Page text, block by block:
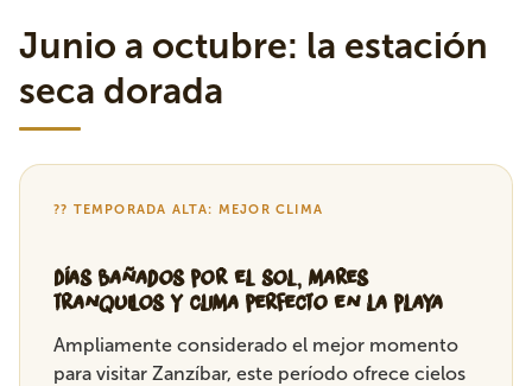
Junio ​​a octubre: la estación
seca dorada
?? TEMPORADA ALTA: MEJOR CLIMA
Días bañados por el sol, mares
tranquilos y clima perfecto en la playa
Ampliamente considerado el mejor momento
para visitar Zanzíbar, este período ofrece cielos